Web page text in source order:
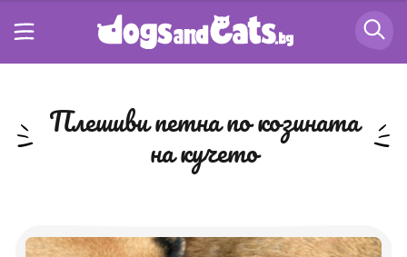
плешиви петна по козината
на кучето